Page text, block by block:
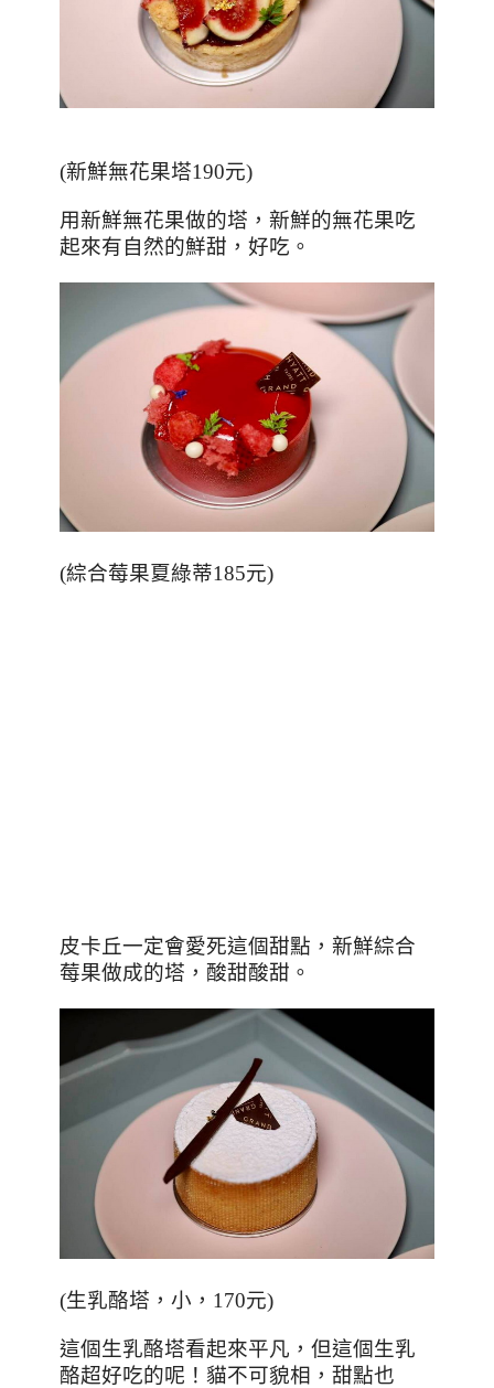
(新鮮無花果塔190元)
用新鮮無花果做的塔，新鮮的無花果吃
起來有自然的鮮甜，好吃。
(綜合莓果夏綠蒂185元)
皮卡丘一定會愛死這個甜點，新鮮綜合
莓果做成的塔，酸甜酸甜。
(生乳酪塔，小， 170元)
這個生乳酪塔看起來平凡，但這個生乳
酪超好吃的呢！貓不可貌相，甜點也